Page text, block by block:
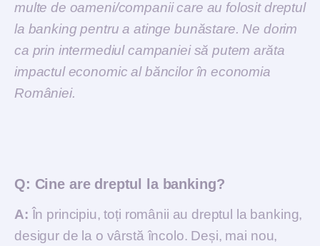
multe de oameni/companii care au folosit dreptul
la banking pentru a atinge bunăstare. Ne dorim
ca prin intermediul campaniei să putem arăta
impactul economic al băncilor în economia
României.
Q: Cine are dreptul la banking?
A: În principiu, toți românii au dreptul la banking,
desigur de la o vârstă încolo. Deși, mai nou,